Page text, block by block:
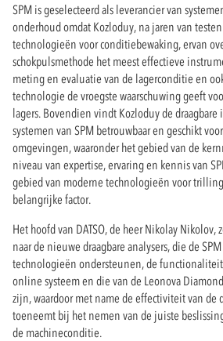
SPM is geselecteerd als leverancier van
onderhoud omdat Kozloduy, na jaren van
technologieën voor conditiebewaking, ervan
schokpulsmethode het meest effectieve
meting en evaluatie van de lagerconditie en
technologie de vroegste waarschuwing geeft
lagers. Bovendien vindt Kozloduy de
systemen van SPM betrouwbaar en geschikt
omgevingen, waaronder het gebied van de
niveau van expertise, ervaring en kennis van
gebied van moderne technologieën voor
belangrijke factor.
Het hoofd van DATSO, de heer Nikolay Nikolov,
naar de nieuwe draagbare analysers, die de
technologieën ondersteunen, de
online systeem en die van de Leonova
zijn, waardoor met name de effectiviteit van de
toeneemt bij het nemen van de juiste
de machineconditie.